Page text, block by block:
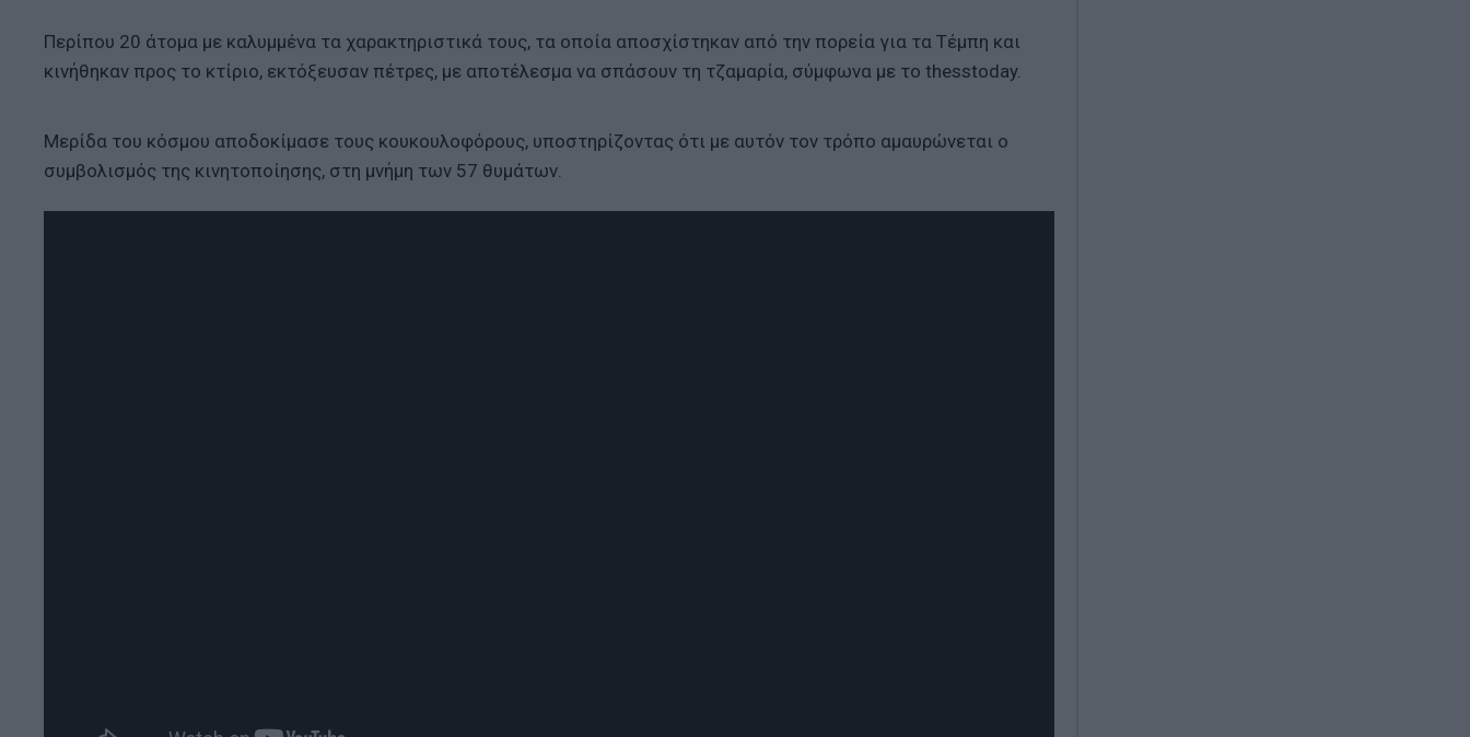
Περίπου 20 άτομα με καλυμμένα τα χαρακτηριστικά τους, τα οποία αποσχίστηκαν από την πορεία για τα Τέμπη και
κινήθηκαν προς το κτίριο, εκτόξευσαν πέτρες, με αποτέλεσμα να σπάσουν τη τζαμαρία, σύμφωνα με το thesstoday.
Μερίδα του κόσμου αποδοκίμασε τους κουκουλοφόρους, υποστηρίζοντας ότι με αυτόν τον τρόπο αμαυρώνεται ο
συμβολισμός της κινητοποίησης, στη μνήμη των 57 θυμάτων.